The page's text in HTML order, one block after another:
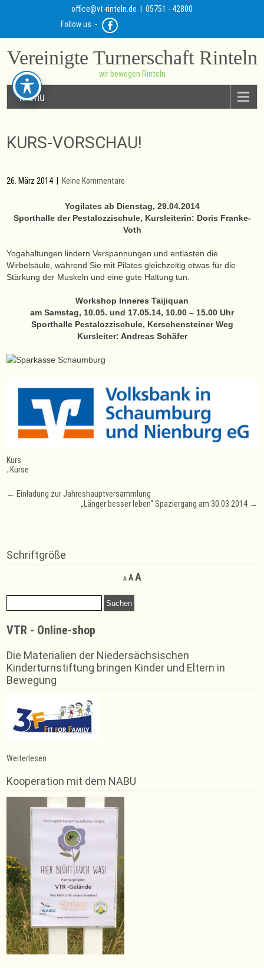
office@vt-rinteln.de | 05751 - 42800
Follow us :-
Vereinigte Turnerschaft Rinteln
wir bewegen Rinteln
Menu
KURS-VORSCHAU!
26. März 2014 Keine Kommentare
Yogilates ab Dienstag, 29.04.2014
Sporthalle der Pestalozzischule, Kursleiterin: Doris Franke-
Voth
Yogahaltungen lindern Verspannungen und entlasten die
Wirbelsäule, während Sie mit Pilates gleichzeitig etwas für die
Stärkung der Muskeln und eine gute Haltung tun.
Workshop Inneres Taijiquan
am Samstag, 10.05. und 17.05.14, 10.00 – 15.00 Uhr
Sporthalle Pestalozzischule, Kerschensteiner Weg
Kursleiter: Andreas Schäfer
Kurs
, Kurse
Post
← Einladung zur Jahreshauptversammlung
„Länger besser leben“ Spaziergang am 30.03.2014 →
Schriftgröße
A
Decrease
font
AReset
size.
AIncrease
Suchen
nach:
VTR - Online-shop
Die Materialien der Niedersächsischen
Kinderturnstiftung bringen Kinder und Eltern in
Bewegung
Weiterlesen
Vorschau!
Kooperation mit dem NABU